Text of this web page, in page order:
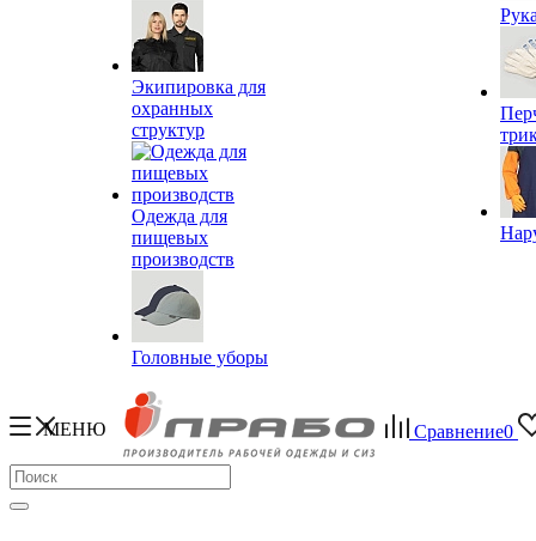
Экипировка для
охранных
структур
Одежда для
пищевых
производств
Головные уборы
МЕНЮ Сравнение0